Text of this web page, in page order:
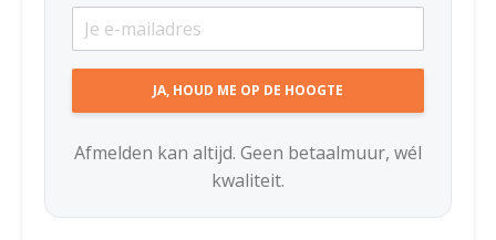
Afmelden kan altijd. Geen betaalmuur, wél
kwaliteit.